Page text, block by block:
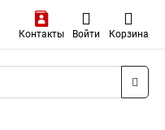
Контакты Войти Корзина